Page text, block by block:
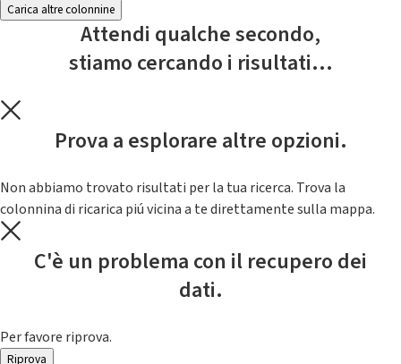
Carica altre colonnine
Attendi qualche secondo,
stiamo cercando i risultati...
Prova a esplorare altre opzioni.
Non abbiamo trovato risultati per la tua ricerca. Trova la
colonnina di ricarica piú vicina a te direttamente sulla mappa.
C'è un problema con il recupero dei
dati.
Per favore riprova.
Riprova